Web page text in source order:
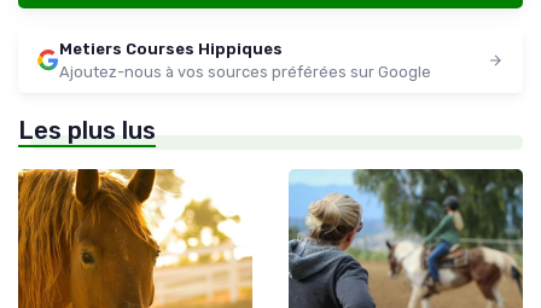
Metiers Courses Hippiques
Ajoutez-nous à vos sources préférées sur Google
Les plus lus